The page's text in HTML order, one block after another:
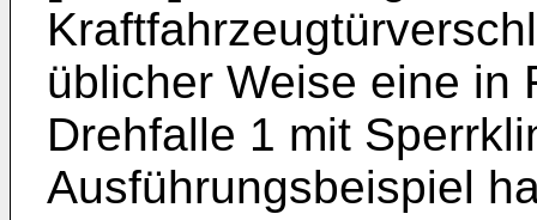
üblicher Weise eine in
Drehfalle 1 mit
Ausführungsbeispiel